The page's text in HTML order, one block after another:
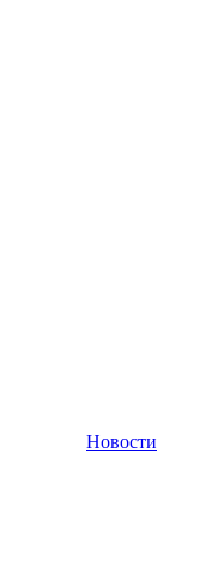
Новости